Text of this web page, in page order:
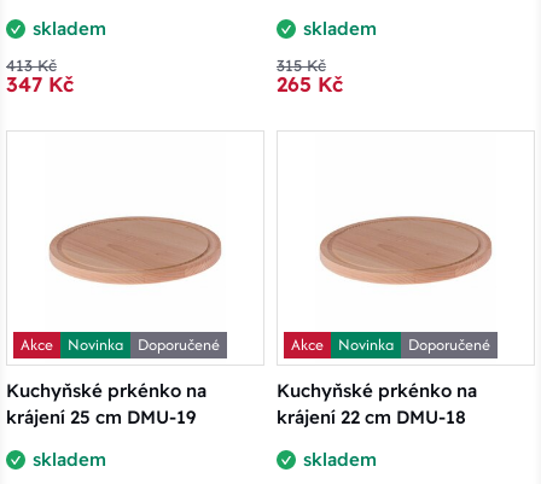
skladem
413 Kč
347 Kč
skladem
315 Kč
265 Kč
Akce Novinka
Doporučené
Kuchyňské prkénko na
krájení 25 cm DMU-19
skladem
Akce Novinka
Doporučené
Kuchyňské prkénko na
krájení 22 cm DMU-18
skladem